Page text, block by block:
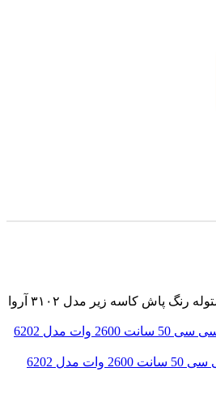
پیستوله رنگ پاش کاسه زیر مدل ۳۱۰۲ آروا
اره زنجیری بنزینی 56.5 سی سی 50 سانت 2600 وات مدل 6202